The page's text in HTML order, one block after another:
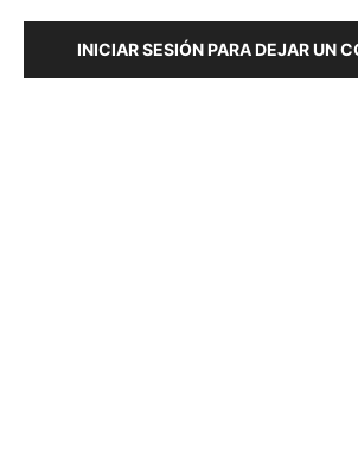
INICIAR SESIÓN PARA DEJAR UN